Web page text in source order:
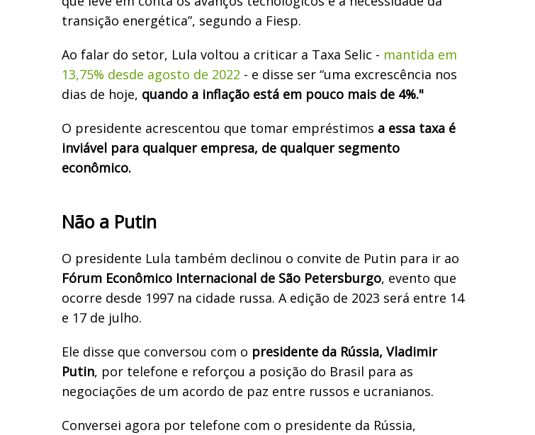
transição energética”, segundo a Fiesp.
Ao falar do setor, Lula voltou a criticar a Taxa Selic - mantida em
13,75% desde agosto de 2022 - e disse ser “uma excrescência nos
dias de hoje, quando a inflação está em pouco mais de 4%."
O presidente acrescentou que tomar empréstimos a essa taxa é
inviável para qualquer empresa, de qualquer segmento
econômico.
Não a Putin
O presidente Lula também declinou o convite de Putin para ir ao
Fórum Econômico Internacional de São Petersburgo, evento que
ocorre desde 1997 na cidade russa. A edição de 2023 será entre 14
e 17 de julho.
Ele disse que conversou com o presidente da Rússia, Vladimir
Putin, por telefone e reforçou a posição do Brasil para as
negociações de um acordo de paz entre russos e ucranianos.
Conversei agora por telefone com o presidente da Rússia,